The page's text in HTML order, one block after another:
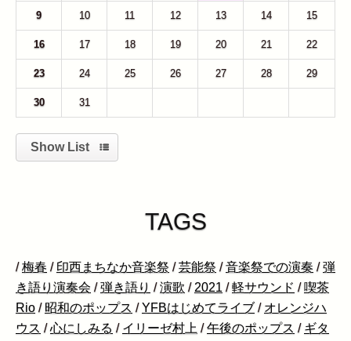
9 10 11 12 13 14 15
16 17 18 19 20 21 22
23 24 25 26 27 28 29
30 31
Show List
TAGS
/梅春 / 印西まちなか音楽祭 /芸能祭 /音楽祭での演奏 /弾
き語り演奏会 /弾き語り /演歌 / 2021 /軽サウンド /喫茶
Rio / 昭和のポップス /YFBはじめてライブ / オレンジハ
ウス /心にしみる / イリーゼ村上 /午後のポップス / ギタ